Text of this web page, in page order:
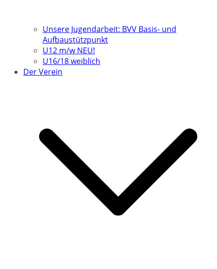
Unsere Jugendarbeit: BVV Basis- und
Aufbaustützpunkt
U12 m/w NEU!
U16/18 weiblich
Der Verein